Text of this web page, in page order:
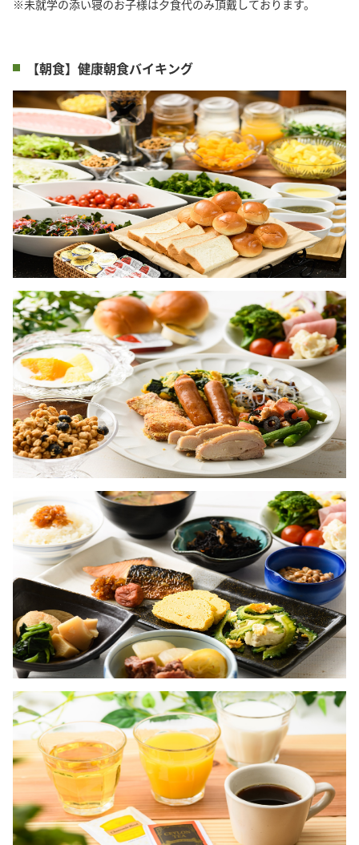
※未就学の添い寝のお子様は夕食代のみ頂戴しております。
【朝食】健康朝食バイキング